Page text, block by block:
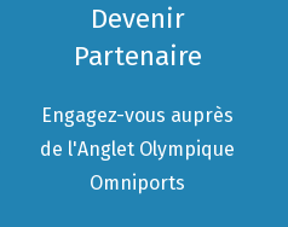
Devenir
Partenaire
Engagez-vous auprès
de l'Anglet Olympique
Omniports